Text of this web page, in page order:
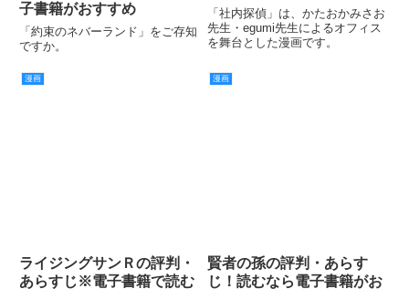
子書籍がおすすめ
「約束のネバーランド」をご存知
ですか。
「社内探偵」は、かたおかみさお
先生・egumi先生によるオフィス
を舞台とした漫画です。
漫画
ライジングサンＲの評判・
あらすじ※電子書籍で読む
漫画
賢者の孫の評判・あらす
じ！読むなら電子書籍がお